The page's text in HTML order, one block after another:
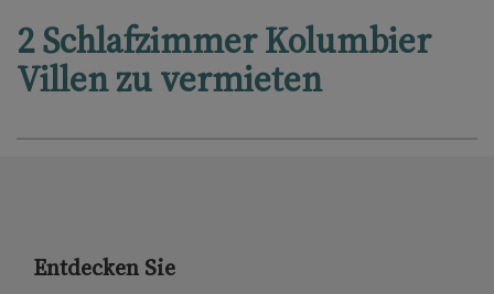
2 Schlafzimmer Kolumbier
Villen zu vermieten
Entdecken Sie